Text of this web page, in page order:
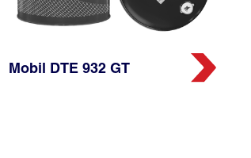
Mobil DTE 932 GT